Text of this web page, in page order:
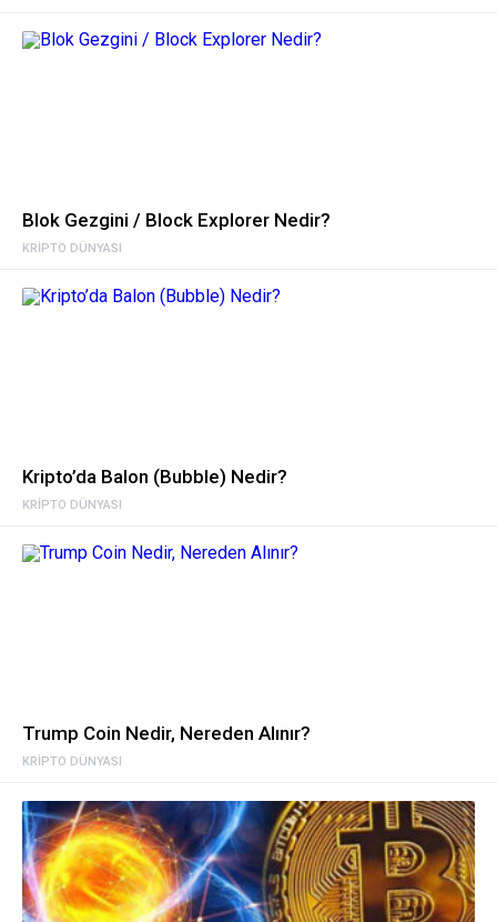
KRIPTO DÜNYASI
Blok Gezgini / Block Explorer Nedir?
KRIPTO DÜNYASI
Kripto’da Balon (Bubble) Nedir?
KRIPTO DÜNYASI
Trump Coin Nedir, Nereden Alınır?